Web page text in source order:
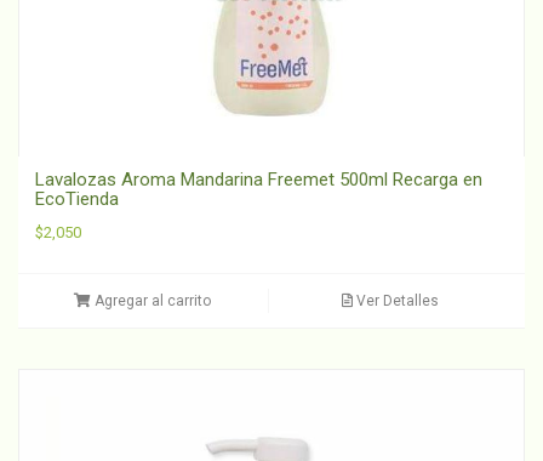
Lavalozas Aroma Mandarina Freemet 500ml Recarga en
EcoTienda
$2,050
Agregar al carrito Ver Detalles